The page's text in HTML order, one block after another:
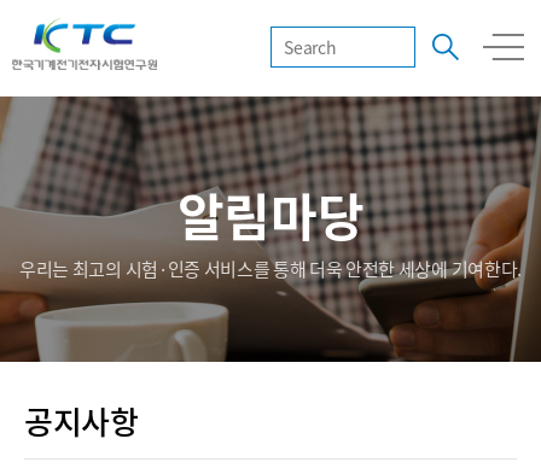
알림마당
우리는 최고의 시험·인증 서비스를 통해 더욱 안전한 세상에 기여한다.
공지사항